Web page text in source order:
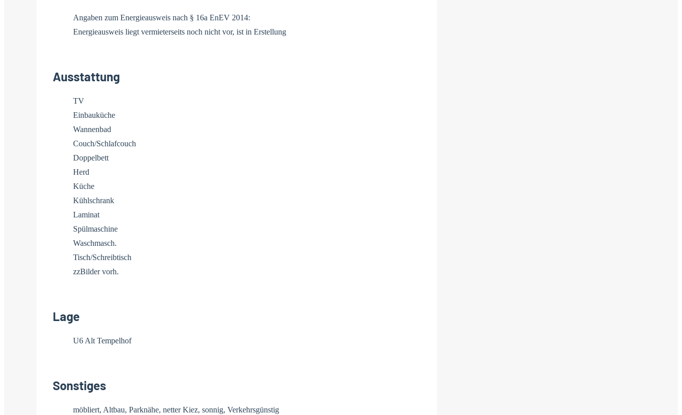
Angaben zum Energieausweis nach § 16a EnEV 2014:
Energieausweis liegt vermieterseits noch nicht vor, ist in Erstellung
Ausstattung
TV
Einbauküche
Wannenbad
Couch/Schlafcouch
Doppelbett
Herd
Küche
Kühlschrank
Laminat
Spülmaschine
Waschmasch.
Tisch/Schreibtisch
zzBilder vorh.
Lage
U6 Alt Tempelhof
Sonstiges
möbliert, Altbau, Parknähe, netter Kiez, sonnig, Verkehrsgünstig